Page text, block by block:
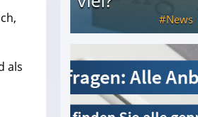
als
News
man es und wie viel?